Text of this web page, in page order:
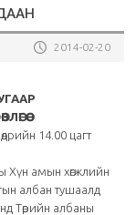
2014-02-20
14.00 цагт
Хүн амын хөгжлийн
албан тушаалд
Төрийн албаны